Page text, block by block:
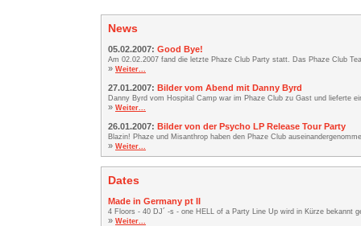
News
05.02.2007: Good Bye!
Am 02.02.2007 fand die letzte Phaze Club Party statt. Das Phaze Club
» Weiter...
27.01.2007: Bilder vom Abend mit Danny Byrd
Danny Byrd vom Hospital Camp war im Phaze Club zu Gast und lieferte
» Weiter...
26.01.2007: Bilder von der Psycho LP Release Tour Party
Blazin! Phaze und Misanthrop haben den Phaze Club
» Weiter...
Dates
Made in Germany pt II
4 Floors - 40 DJ´ -s - one HELL of a Party Line Up wird in Kürze bekannt
» Weiter...